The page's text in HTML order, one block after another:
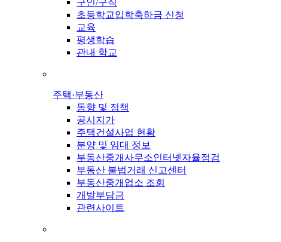
초등학교입학축하금 신청
교육
평생학습
관내 학교
주택·부동산
동향 및 정책
공시지가
주택건설사업 현황
분양 및 임대 정보
부동산중개사무소인터넷자율점검
부동산 불법거래 신고센터
부동산중개업소 조회
개발부담금
관련사이트